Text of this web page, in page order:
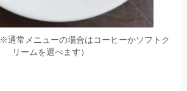
※通常メニューの場合はコーヒーかソフトク
リームを選べます）